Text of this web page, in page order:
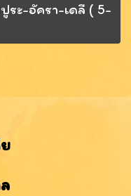
ะ-อัครา-เดลี ( 5-